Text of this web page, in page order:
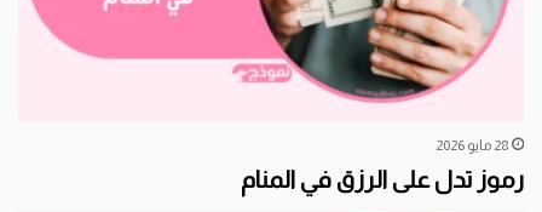
28 مايو 2026
رموز تدل على الرزق في المنام